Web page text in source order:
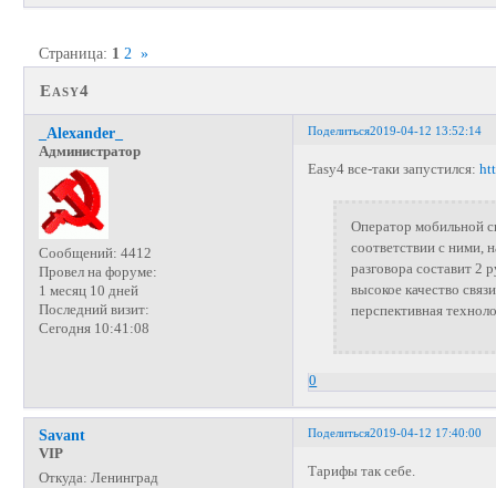
Easy4
Страница: 1 2 »
Поделиться2019-04-12 13:52:14
_Alexander_
Администратор
Сообщений: 4412
Провел на форуме:
1 месяц 10 дней
Последний визит:
Сегодня 10:41:08
Easy4 все-таки запустился:
Оператор мобильной
соответствии с ними,
разговора составит
высокое качество
перспективная
0
Поделиться2019-04-12 17:40:00
Savant
VIP
Откуда: Ленинград
Тарифы так себе.